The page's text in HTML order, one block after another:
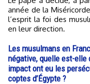
année de la
l’esprit la foi des
en leur direction.
Les musulmans en
négative, quelle est-elle
impact ont eu les
coptes d’Égypte ?